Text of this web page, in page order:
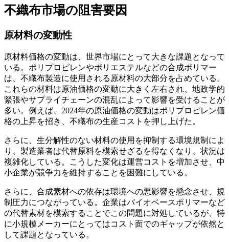
不織布市場の阻害要因
原材料の変動性
原材料価格の変動は、世界市場にとって大きな課題となって
いる。ポリプロピレンやポリエステルなどの合成ポリマー
は、不織布製造に使用される原材料の大部分を占めている。
これらの材料は原油価格の変動に大きく左右され、地政学的
緊張やサプライチェーンの混乱によって影響を受けることが
多い。例えば、2024年の原油価格の変動はポリプロピレン価
格の上昇を招き、不織布の生産コストを押し上げた。
さらに、生分解性のない材料の使用を抑制する環境規制によ
り、製造業者は代替原料を模索せざるを得なくなり、状況は
複雑化している。こうした変化は運営コストを増加させ、中
小企業が競争力を維持することを困難にしている。
さらに、合成素材への依存は環境への悪影響を懸念させ、規
制圧力につながっている。企業はバイオベースポリマーなど
の代替素材を模索することでこの問題に対処しているが、特
に小規模メーカーにとってはコスト面でのギャップが依然と
して課題となっている。